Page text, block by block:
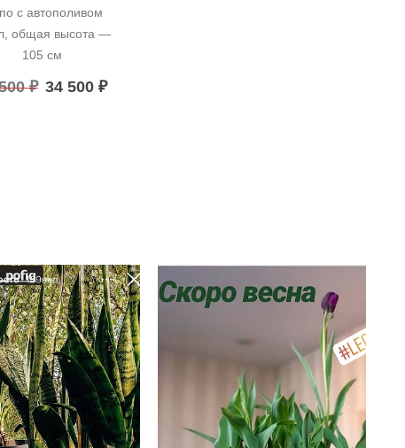
с автополивом
общая высота —
105 см
₽ 34 500₽